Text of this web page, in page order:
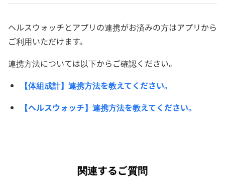
ヘルスウォッチとアプリの連携がお済みの方はアプリから
ご利用いただけます。
連携方法については以下からご確認ください。
【体組成計】連携方法を教えてください。
【ヘルスウォッチ】連携方法を教えてください。
関連するご質問